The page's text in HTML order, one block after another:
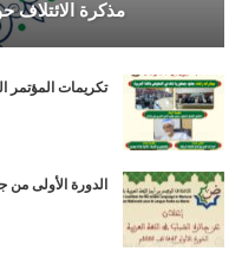
مذكرة الائتلاف
تكريمات المؤتمر
الدورة الأولى من